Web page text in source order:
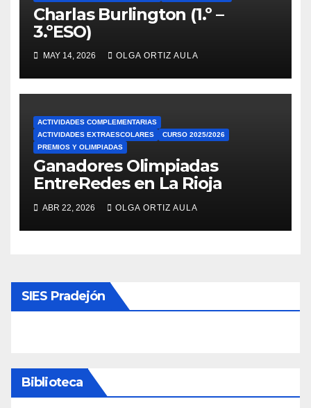
Charlas Burlington (1.º –
3.ºESO)
MAY 14, 2026 OLGA ORTIZ AULA
ACTIVIDADES COMPLEMENTARIAS
ACTIVIDADES EXTRAESCOLARES
CURSO 2025/2026
PREMIOS Y OLIMPIADAS
Ganadores Olimpiadas
EntreRedes en La Rioja
ABR 22, 2026 OLGA ORTIZ AULA
SIES Pradejón
Biblioteca